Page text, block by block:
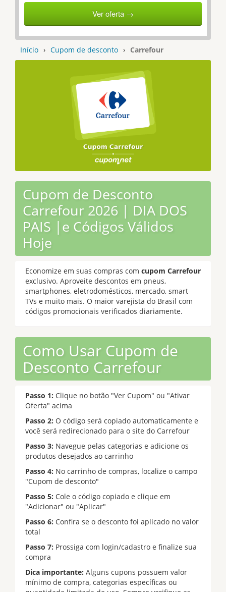
Ver oferta →
Início › Cupom de desconto › Carrefour
Cupom de Desconto
Carrefour 2026 | DIA DOS
PAIS |e Códigos Válidos
Hoje
Economize em suas compras com cupom Carrefour
exclusivo. Aproveite descontos em pneus,
smartphones, eletrodomésticos, mercado, smart
TVs e muito mais. O maior varejista do Brasil com
códigos promocionais verificados diariamente.
Como Usar Cupom de
Desconto Carrefour
Passo 1: Clique no botão "Ver Cupom" ou "Ativar
Oferta" acima
Passo 2: O código será copiado automaticamente e
você será redirecionado para o site do Carrefour
Passo 3: Navegue pelas categorias e adicione os
produtos desejados ao carrinho
Passo 4: No carrinho de compras, localize o campo
"Cupom de desconto"
Passo 5: Cole o código copiado e clique em
"Adicionar" ou "Aplicar"
Passo 6: Confira se o desconto foi aplicado no valor
total
Passo 7: Prossiga com login/cadastro e finalize sua
compra
Dica importante: Alguns cupons possuem valor
mínimo de compra, categorias específicas ou